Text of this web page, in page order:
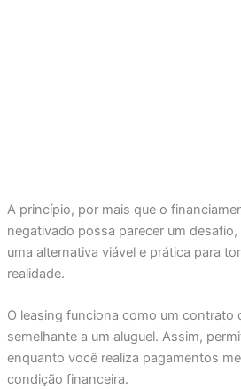
A princípio, por mais que o
negativado possa parecer um
uma alternativa viável e prática para
realidade.
O leasing funciona como um contrato
semelhante a um aluguel. Assim,
enquanto você realiza pagamentos
condição financeira.